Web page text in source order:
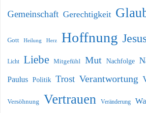
Gemeinschaft Gerechtigkeit
Gott Heilung Herz Hoffnung
Licht Liebe Mitgefühl Mut Nachfolge
Paulus Politik Trost Verantwortung
Versöhnung Vertrauen Veränderung